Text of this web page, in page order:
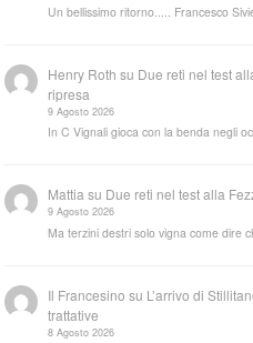
Un bellissimo ritorno..... Francesco
Henry Roth su Due reti nel test
ripresa
9 Agosto 2026
In C Vignali gioca con la benda negli
Mattia su Due reti nel test alla
9 Agosto 2026
Ma terzini destri solo vigna come dire
Il Francesino su L’arrivo di
trattative
8 Agosto 2026